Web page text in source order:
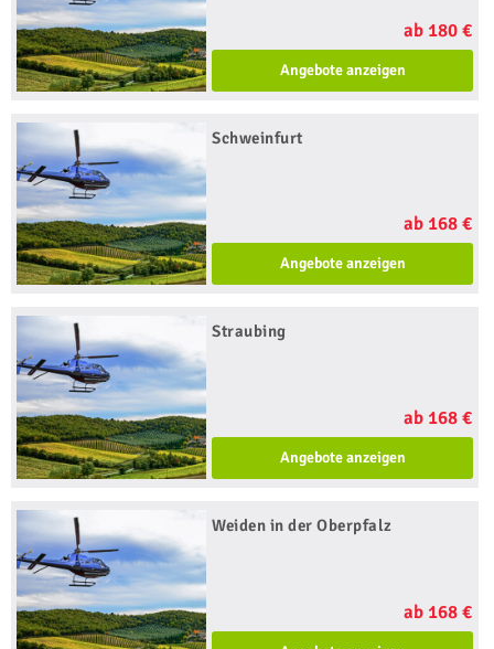
ab 180 €
Angebote anzeigen
Schweinfurt
ab 168 €
Angebote anzeigen
Straubing
ab 168 €
Angebote anzeigen
Weiden in der Oberpfalz
ab 168 €